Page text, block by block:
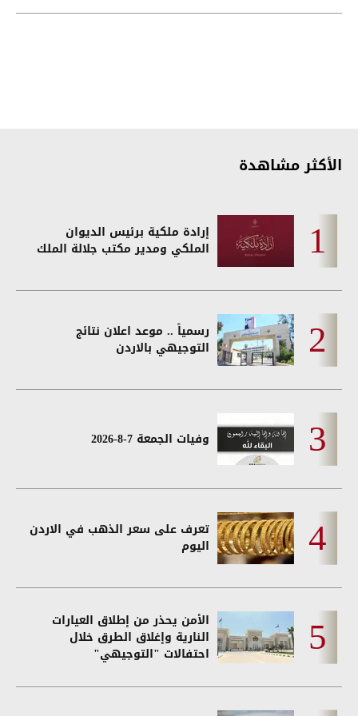
الأكثر مشاهدة
إرادة ملكية برئيس الديوان
الملكي ومدير مكتب جلالة الملك
رسمياً .. موعد اعلان نتائج
التوجيهي بالاردن
وفيات الجمعة 7-8-2026
تعرف على سعر الذهب في الاردن
اليوم
الأمن يحذر من إطلاق العيارات
النارية وإغلاق الطرق خلال
احتفالات "التوجيهي"